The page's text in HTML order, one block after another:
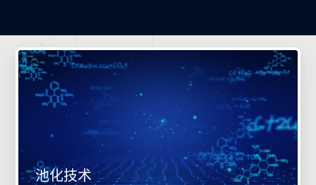
池化技术